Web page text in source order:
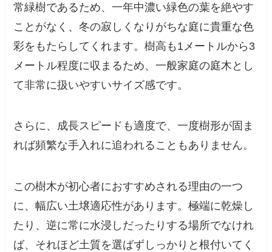
常緑樹であるため、一年中濃い緑色の葉を絶やす
ことがなく、冬の寂しくなりがちな庭に貴重な色
彩をもたらしてくれます。樹高も1メートルから3
メートル程度に収まるため、一般家庭の庭木とし
て非常に扱いやすいサイズ感です。
さらに、成長スピードも適度で、一度樹形が固ま
れば頻繁な手入れに追われることもありません。
この樹木が初心者におすすめされる理由の一つ
に、幅広い土壌適応性があります。極端に乾燥し
たり、逆に常に水浸しだったりする場所でなけれ
ば、それほど土質を選ばずしっかりと根付いてく